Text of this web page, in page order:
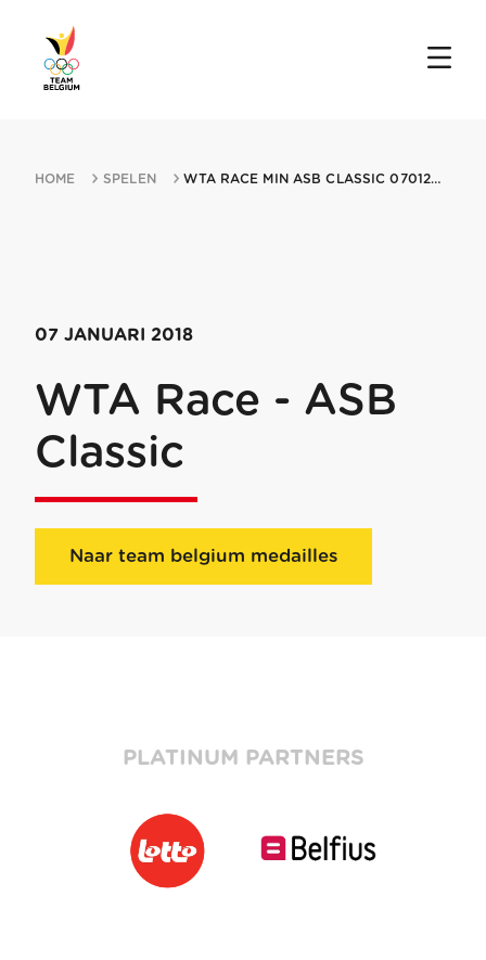
HOME SPELEN WTA RACE MIN ASB CLASSIC 07012018 AUCKLAND
07 JANUARI 2018
WTA Race - ASB
Classic
Naar team belgium medailles
PLATINUM PARTNERS